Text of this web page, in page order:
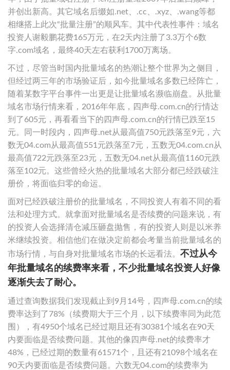
并创出新高。其它域名后缀如.net、.cc、.xyz、.wang等都
相继搭上此次“批量注册”的顺风车。其中代表性事件：域名
投资人谢毅鹏花费165万元，在2天内注册了3.3万个6数
字.com域名，最终40天左右获利1700万离场。
不过，尽管当时国内批量域名的热潮让整个世界为之侧目，
但经过两三年的市场验证后，如今批量域名多数已经阵亡，
随着某数字平台事件一出更是让批量域名濒临崩盘。从批量
域名市场行情来看，2016年年底，四声母.com.cn的行情达
到了605元，再看看当下的四声母.com.cn的行情已跌至15
元。同一时段内，四声母.net从最高值750元跌落至9元，六
数无04.com从最高值551元跌落至7元，五数无04.com.cn从
最高值722元跌落至23元，五数无04.net从最高值1160元跌
落至102元。这些曾经火热的批量域名大部分都已经跌破注
册价，将面临归零的命运。
面对已经跌破注册价的批量域名，不同投资人有着不同的看
法和处理方式。就拿面对批量域名是否续费的问题来说，有
的投资人会选择清仓减压砸盘抛售，有的投资人则是以米养
米继续投资。相信他们在做决定前都会考量当前批量域名的
市场行情，与自身对批量域名市场的长远看法。 不过从今
年批量域名的续费率来看，不少批量域名投资人好像
逐渐失去了耐心。
通过查询数据我们发现截止到9月14号，四声母.com.cn的续
费率达到了78%（续费期大于三个月，以下续费率同为此范
围），有4950个域名已经过期且还有30381个域名在90天
内要面临是否续费问题。其他的像四声母.net的续费率才
48%，已经过期的数量有61571个，且还有21098个域名在
90天内要面临是否续费问题。六数无04.com的续费率为